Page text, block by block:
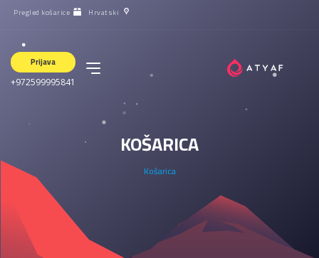
Hrvatski
Pregled košarice
Prijava
+972599995841
KOŠARICA
Košarica